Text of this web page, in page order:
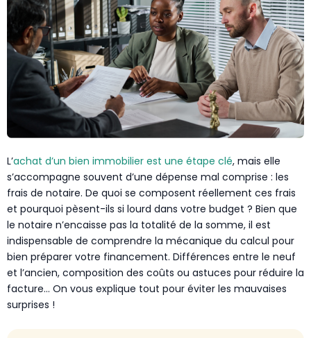
L’achat d’un bien immobilier est une étape clé, mais elle
s’accompagne souvent d’une dépense mal comprise : les
frais de notaire. De quoi se composent réellement ces frais
et pourquoi pèsent-ils si lourd dans votre budget ? Bien que
le notaire n’encaisse pas la totalité de la somme, il est
indispensable de comprendre la mécanique du calcul pour
bien préparer votre financement. Différences entre le neuf
et l’ancien, composition des coûts ou astuces pour réduire la
facture… On vous explique tout pour éviter les mauvaises
surprises !